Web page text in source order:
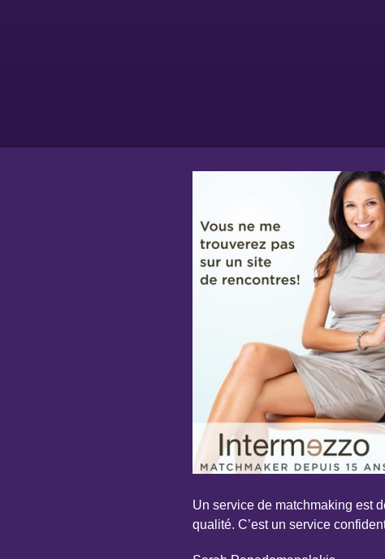
Un service de matchmaking est
qualité. C’est un service